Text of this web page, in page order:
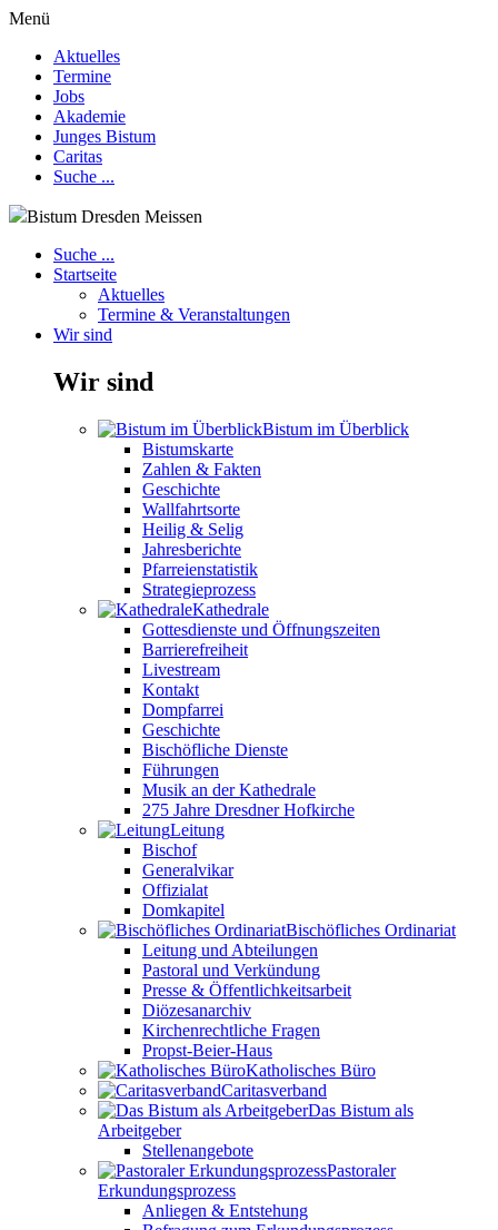
Menü
Aktuelles
Termine
Jobs
Akademie
Junges Bistum
Caritas
Suche ...
Bistum Dresden Meissen
Suche ...
Startseite
Aktuelles
Termine & Veranstaltungen
Wir sind
Wir sind
Bistum im Überblick
Bistumskarte
Zahlen & Fakten
Geschichte
Wallfahrtsorte
Heilig & Selig
Jahresberichte
Pfarreienstatistik
Strategieprozess
Kathedrale
Gottesdienste und Öffnungszeiten
Barrierefreiheit
Livestream
Kontakt
Dompfarrei
Geschichte
Bischöfliche Dienste
Führungen
Musik an der Kathedrale
275 Jahre Dresdner Hofkirche
Leitung
Bischof
Generalvikar
Offizialat
Domkapitel
Bischöfliches Ordinariat
Leitung und Abteilungen
Pastoral und Verkündung
Presse & Öffentlichkeitsarbeit
Diözesanarchiv
Kirchenrechtliche Fragen
Propst-Beier-Haus
Katholisches Büro
Caritasverband
Das Bistum als
Arbeitgeber
Stellenangebote
Pastoraler
Erkundungsprozess
Anliegen & Entstehung